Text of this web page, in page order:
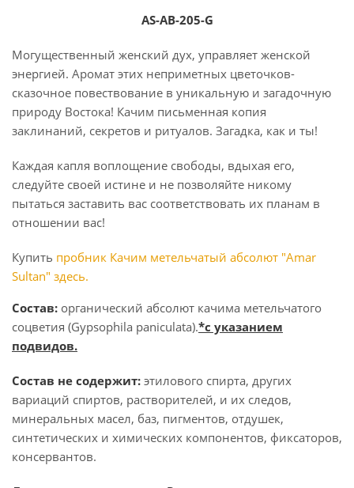
AS-AB-205-G
Могущественный женский дух, управляет женской
энергией. Аромат этих неприметных цветочков-
сказочное повествование в уникальную и загадочную
природу Востока! Качим письменная копия
заклинаний, секретов и ритуалов. Загадка, как и ты!
Каждая капля воплощение свободы, вдыхая его,
следуйте своей истине и не позволяйте никому
пытаться заставить вас соответствовать их планам в
отношении вас!
Купить пробник Качим метельчатый абсолют "Amar
Sultan" здесь.
Состав: органический абсолют качима метельчатого
соцветия (Gypsophila paniculata).*с указанием
подвидов.
Состав не содержит: этилового спирта, других
вариаций спиртов, растворителей, и их следов,
минеральных масел, баз, пигментов, отдушек,
синтетических и химических компонентов, фиксаторов,
консервантов.